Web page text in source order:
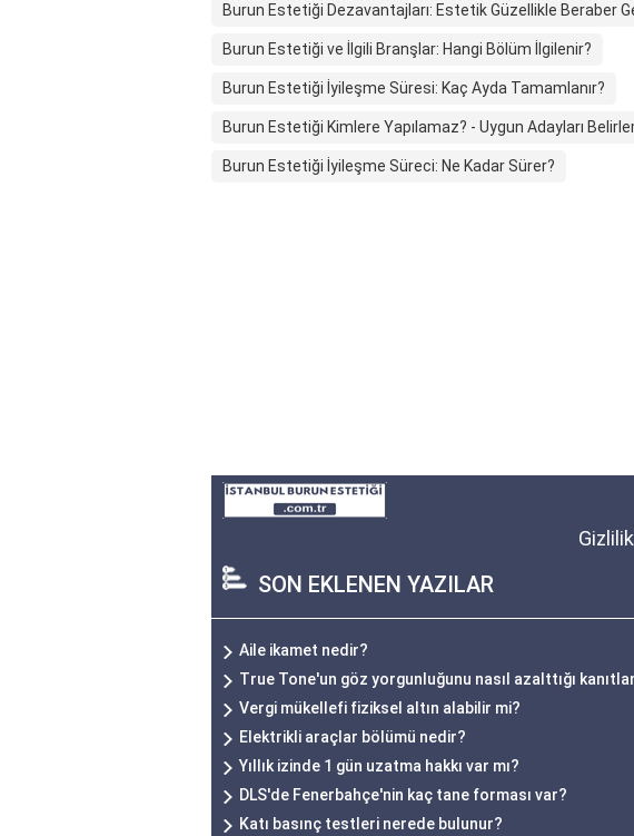
Burun Estetiği Dezavantajları: Estetik Güzellikle Beraber
Burun Estetiği ve İlgili Branşlar: Hangi Bölüm İlgilenir?
Burun Estetiği İyileşme Süresi: Kaç Ayda Tamamlanır?
Burun Estetiği Kimlere Yapılamaz? - Uygun Adayları
Burun Estetiği İyileşme Süreci: Ne Kadar Sürer?
SON EKLENEN YAZILAR
Aile ikamet nedir?
True Tone'un göz yorgunluğunu nasıl azalttığı
Vergi mükellefi fiziksel altın alabilir mi?
Elektrikli araçlar bölümü nedir?
Yıllık izinde 1 gün uzatma hakkı var mı?
DLS'de Fenerbahçe'nin kaç tane forması var?
Katı basınç testleri nerede bulunur?